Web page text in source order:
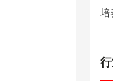
培